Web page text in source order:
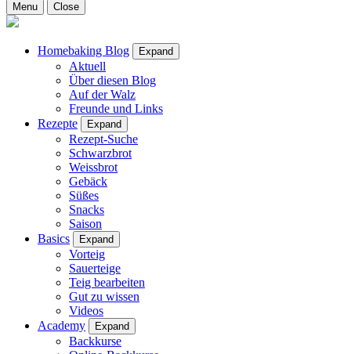
Menu Close
Homebaking Blog Expand
Aktuell
Über diesen Blog
Auf der Walz
Freunde und Links
Rezepte
Expand
Rezept-Suche
Schwarzbrot
Weissbrot
Gebäck
Süßes
Snacks
Saison
Basics
Expand
Vorteig
Sauerteige
Teig bearbeiten
Gut zu wissen
Videos
Academy
Expand
Backkurse